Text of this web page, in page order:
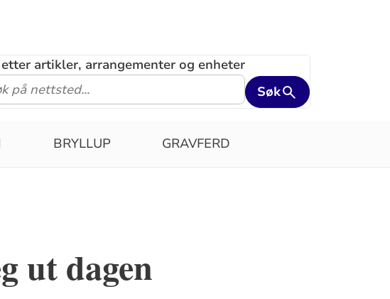
artikler, arrangementer og enheter
Søk
BRYLLUP GRAVFERD
ut dagen